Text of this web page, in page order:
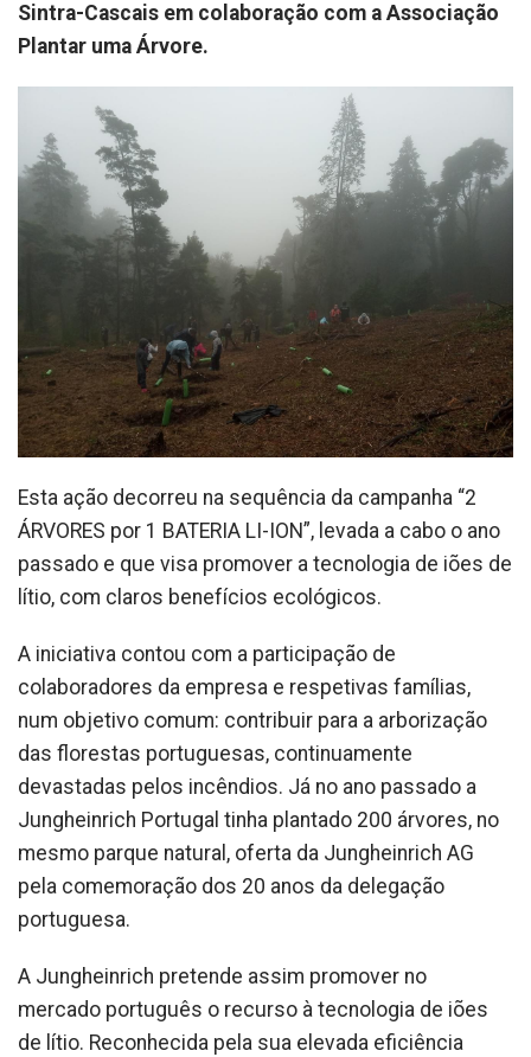
Sintra-Cascais em colaboração com a Associação
Plantar uma Árvore.
Esta ação decorreu na sequência da campanha “2
ÁRVORES por 1 BATERIA LI-ION”, levada a cabo o ano
passado e que visa promover a tecnologia de iões de
lítio, com claros benefícios ecológicos.
A iniciativa contou com a participação de
colaboradores da empresa e respetivas famílias,
num objetivo comum: contribuir para a arborização
das florestas portuguesas, continuamente
devastadas pelos incêndios. Já no ano passado a
Jungheinrich Portugal tinha plantado 200 árvores, no
mesmo parque natural, oferta da Jungheinrich AG
pela comemoração dos 20 anos da delegação
portuguesa.
A Jungheinrich pretende assim promover no
mercado português o recurso à tecnologia de iões
de lítio. Reconhecida pela sua elevada eficiência